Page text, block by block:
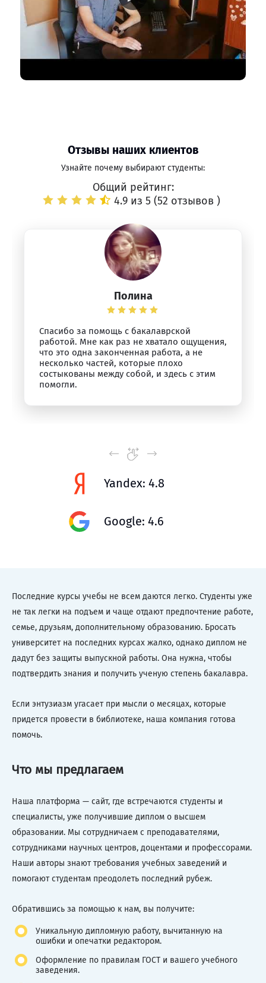
Отзывы наших клиентов
Узнайте почему выбирают студенты:
Общий рейтинг:
4.9 из 5 (52 отзывов )
Полина
Спасибо за помощь с бакалаврской
работой. Мне как раз не хватало ощущения,
что это одна законченная работа, а не
несколько частей, которые плохо
состыкованы между собой, и здесь с этим
помогли.
Yandex: 4.8
Google: 4.6
Последние курсы учебы не всем даются легко. Студенты уже
не так легки на подъем и чаще отдают предпочтение работе,
семье, друзьям, дополнительному образованию. Бросать
университет на последних курсах жалко, однако диплом не
дадут без защиты выпускной работы. Она нужна, чтобы
подтвердить знания и получить ученую степень бакалавра.
Если энтузиазм угасает при мысли о месяцах, которые
придется провести в библиотеке, наша компания готова
помочь.
Что мы предлагаем
Наша платформа — сайт, где встречаются студенты и
специалисты, уже получившие диплом о высшем
образовании. Мы сотрудничаем с преподавателями,
сотрудниками научных центров, доцентами и профессорами.
Наши авторы знают требования учебных заведений и
помогают студентам преодолеть последний рубеж.
Обратившись за помощью к нам, вы получите:
Уникальную дипломную работу, вычитанную на
ошибки и опечатки редактором.
Оформление по правилам ГОСТ и вашего учебного
заведения.